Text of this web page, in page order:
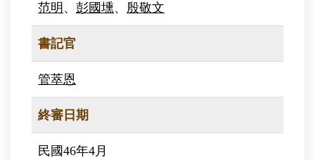
范明 、 彭國壎、 殷敬文
書記官
管萃恩
終審日期
民國46年4月